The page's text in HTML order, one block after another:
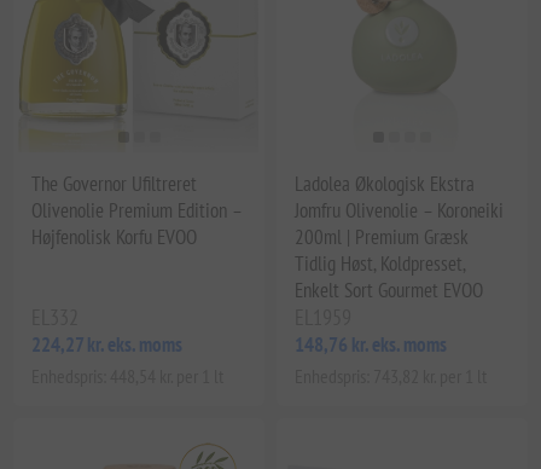
The Governor Ufiltreret
Olivenolie Premium Edition –
Højfenolisk Korfu EVOO
224,27 kr. eks. moms
Ladolea Økologisk Ekstra
Jomfru Olivenolie – Koroneiki
200ml | Premium Græsk
Tidlig Høst, Koldpresset,
Enkelt Sort Gourmet EVOO
148,76 kr. eks. moms